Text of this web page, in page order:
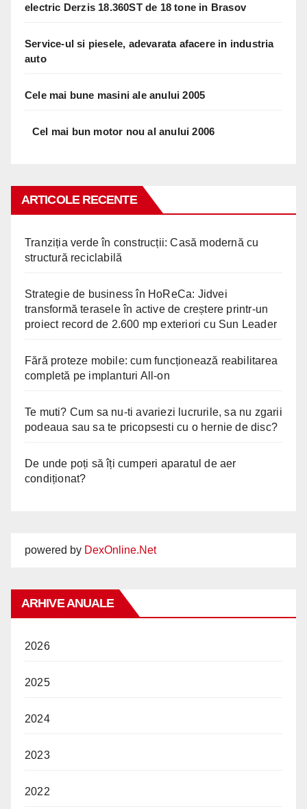
electric Derzis 18.360ST de 18 tone in Brasov
Service-ul si piesele, adevarata afacere in industria
auto
Cele mai bune masini ale anului 2005
Cel mai bun motor nou al anului 2006
ARTICOLE RECENTE
Tranziția verde în construcții: Casă modernă cu
structură reciclabilă
Strategie de business în HoReCa: Jidvei
transformă terasele în active de creștere printr-un
proiect record de 2.600 mp exteriori cu Sun Leader
Fără proteze mobile: cum funcționează reabilitarea
completă pe implanturi All-on
Te muti? Cum sa nu-ti avariezi lucrurile, sa nu zgarii
podeaua sau sa te pricopsesti cu o hernie de disc?
De unde poți să îți cumperi aparatul de aer
condiționat?
powered by DexOnline.Net
ARHIVE ANUALE
2026
2025
2024
2023
2022